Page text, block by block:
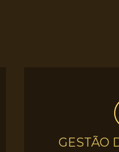
GESTÃO